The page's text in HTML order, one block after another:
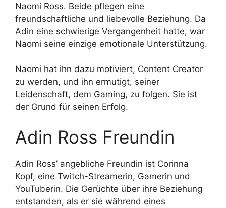
Naomi Ross. Beide pflegen eine
freundschaftliche und liebevolle Beziehung. Da
Adin eine schwierige Vergangenheit hatte, war
Naomi seine einzige emotionale Unterstützung.
Naomi hat ihn dazu motiviert, Content Creator
zu werden, und ihn ermutigt, seiner
Leidenschaft, dem Gaming, zu folgen. Sie ist
der Grund für seinen Erfolg.
Adin Ross Freundin
Adin Ross’ angebliche Freundin ist Corinna
Kopf, eine Twitch-Streamerin, Gamerin und
YouTuberin. Die Gerüchte über ihre Beziehung
entstanden, als er sie während eines